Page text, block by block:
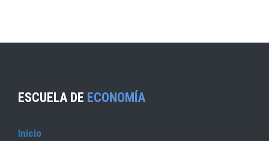
ESCUELA DE ECONOMÍA
Inicio